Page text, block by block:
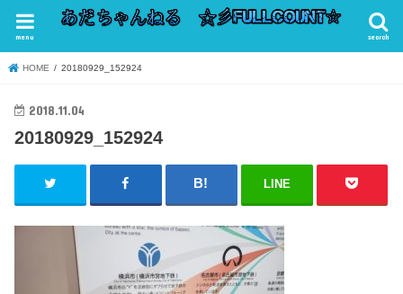
search
menu
HOME 20180929_152924
2018.11.04
20180929_152924
LINE